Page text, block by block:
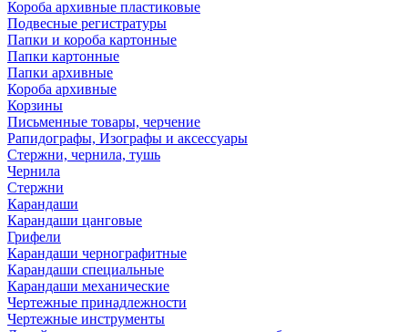
Короба архивные пластиковые
Подвесные регистратуры
Папки и короба картонные
Папки картонные
Папки архивные
Короба архивные
Корзины
Письменные товары, черчение
Рапидографы, Изографы и аксессуары
Стержни, чернила, тушь
Чернила
Стержни
Карандаши
Карандаши цанговые
Грифели
Карандаши чернографитные
Карандаши специальные
Карандаши механические
Чертежные принадлежности
Чертежные инструменты